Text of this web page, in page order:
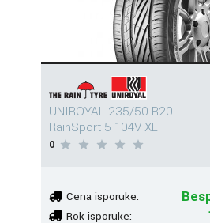
UNIROYAL 235/50 R20
RainSport 5 104V XL
0
Cena isporuke:
Rok isporuke: